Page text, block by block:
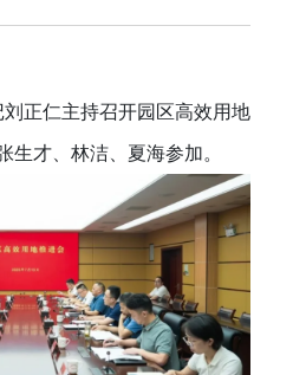
正仁主持召开园区高效用地
生才、林洁、夏海参加。